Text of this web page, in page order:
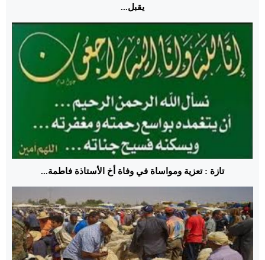
يقبل...
تازة : تعزية ومواساة في وفاة أخ الأستاذة فاطمة...